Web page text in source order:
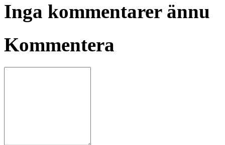
Inga kommentarer ännu
Kommentera